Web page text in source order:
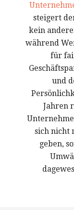
steigert
kein
während
für
und
Jahren
sich nicht
geben,